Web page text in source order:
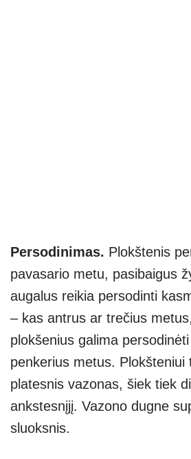
Persodinimas. Plokštenis
pavasario metu, pasibaigus
augalus reikia persodinti
– kas antrus ar trečius
plokšenius galima
penkerius metus. Plokšteniui
platesnis vazonas, šiek tiek
ankstesnįjį. Vazono dugne
sluoksnis.